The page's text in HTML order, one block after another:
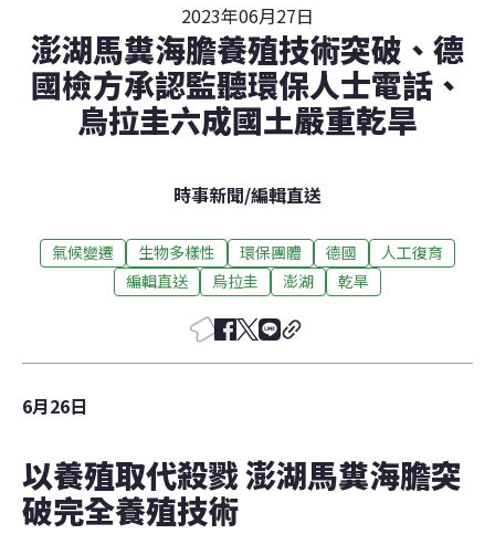
2023年06月27日
澎湖馬糞海膽養殖技術突破、德
國檢方承認監聽環保人士電話、
烏拉圭六成國土嚴重乾旱
時事新聞/編輯直送
氣候變遷 生物多樣性 環保團體 德國
人工復育
編輯直送
烏拉圭 澎湖 乾旱
6月26日
以養殖取代殺戮 澎湖馬糞海膽突
破完全養殖技術